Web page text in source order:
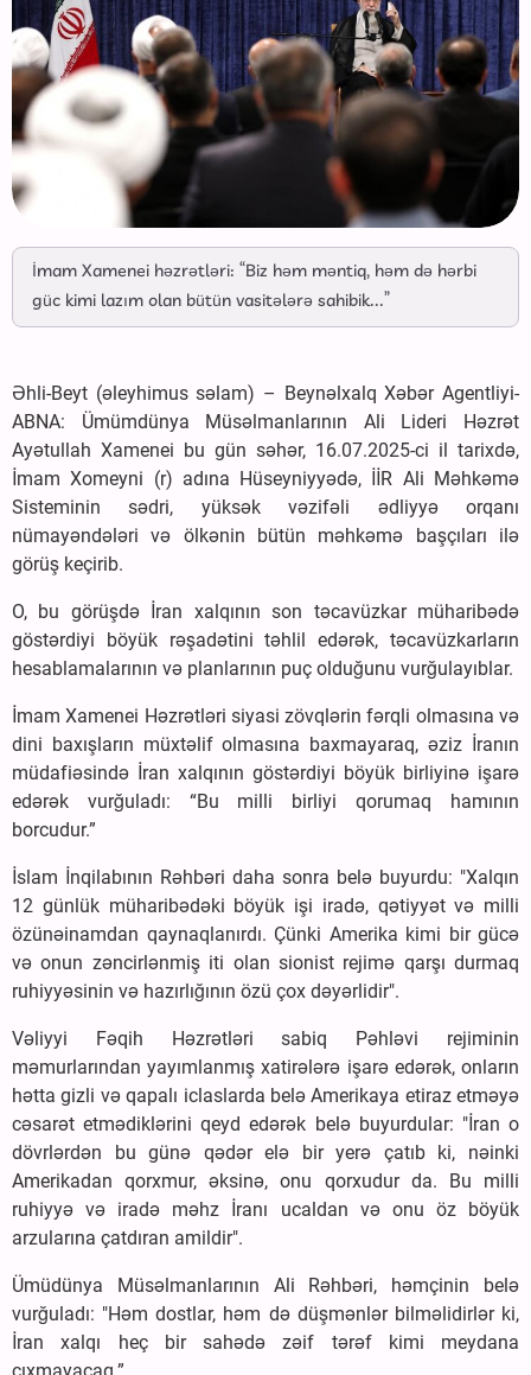
İmam Xamenei həzrətləri: “Biz həm məntiq, həm də hərbi
güc kimi lazım olan bütün vasitələrə sahibik...”
Əhli-Beyt (əleyhimus səlam) – Beynəlxalq Xəbər Agentliyi-
ABNA: Ümümdünya Müsəlmanlarının Ali Lideri Həzrət
Ayətullah Xamenei bu gün səhər, 16.07.2025-ci il tarixdə,
İmam Xomeyni (r) adına Hüseyniyyədə, İİR Ali Məhkəmə
Sisteminin sədri, yüksək vəzifəli ədliyyə orqanı
nümayəndələri və ölkənin bütün məhkəmə başçıları ilə
görüş keçirib.
O, bu görüşdə İran xalqının son təcavüzkar müharibədə
göstərdiyi böyük rəşadətini təhlil edərək, təcavüzkarların
hesablamalarının və planlarının puç olduğunu vurğulayıblar.
İmam Xamenei Həzrətləri siyasi zövqlərin fərqli olmasına və
dini baxışların müxtəlif olmasına baxmayaraq, əziz İranın
müdafiəsində İran xalqının göstərdiyi böyük birliyinə işarə
edərək vurğuladı: “Bu milli birliyi qorumaq hamının
borcudur.”
İslam İnqilabının Rəhbəri daha sonra belə buyurdu: "Xalqın
12 günlük müharibədəki böyük işi iradə, qətiyyət və milli
özünəinamdan qaynaqlanırdı. Çünki Amerika kimi bir gücə
və onun zəncirlənmiş iti olan sionist rejimə qarşı durmaq
ruhiyyəsinin və hazırlığının özü çox dəyərlidir".
Vəliyyi Fəqih Həzrətləri sabiq Pəhləvi rejiminin
məmurlarından yayımlanmış xatirələrə işarə edərək, onların
hətta gizli və qapalı iclaslarda belə Amerikaya etiraz etməyə
cəsarət etmədiklərini qeyd edərək belə buyurdular: "İran o
dövrlərdən bu günə qədər elə bir yerə çatıb ki, nəinki
Amerikadan qorxmur, əksinə, onu qorxudur da. Bu milli
ruhiyyə və iradə məhz İranı ucaldan və onu öz böyük
arzularına çatdıran amildir".
Ümüdünya Müsəlmanlarının Ali Rəhbəri, həmçinin belə
vurğuladı: "Həm dostlar, həm də düşmənlər bilməlidirlər ki,
İran xalqı heç bir sahədə zəif tərəf kimi meydana